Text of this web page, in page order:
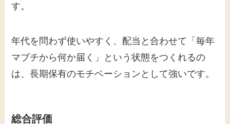
す。
年代を問わず使いやすく、配当と合わせて「毎年
マブチから何か届く」という状態をつくれるの
は、長期保有のモチベーションとして強いです。
総合評価